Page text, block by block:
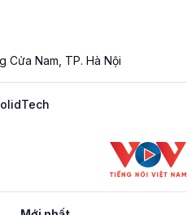
Cửa Nam, TP. Hà Nội